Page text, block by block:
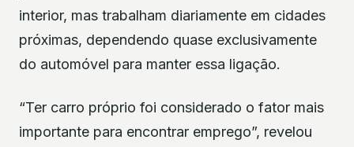
interior, mas trabalham diariamente em cidades
próximas, dependendo quase exclusivamente
do automóvel para manter essa ligação.
“Ter carro próprio foi considerado o fator mais
importante para encontrar emprego”, revelou